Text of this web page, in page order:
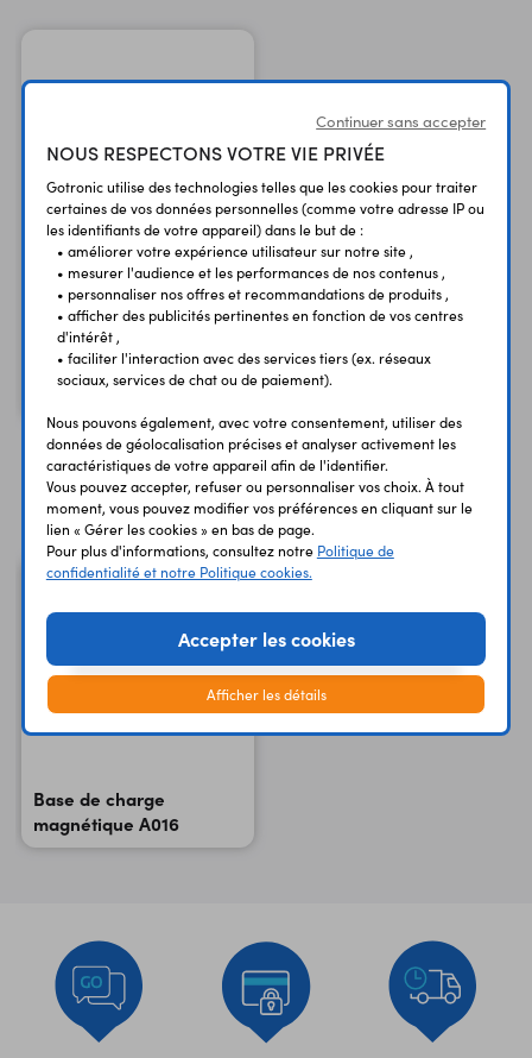
Module batterie M5GO
Bottom2 A014-C
pour Core2 - 500 mAh
15,90 € TTC
13,25 € HT Code : 37665
Vous avez déja consulté
Base de charge
magnétique A016
Continuer sans accepter
NOUS RESPECTONS VOTRE VIE PRIVÉE
Gotronic utilise des technologies telles que les cookies pour traiter
certaines de vos données personnelles (comme votre adresse IP ou
les identifiants de votre appareil) dans le but de :
• améliorer votre expérience utilisateur sur notre site ,
• mesurer l'audience et les performances de nos contenus ,
• personnaliser nos offres et recommandations de produits ,
• afficher des publicités pertinentes en fonction de vos centres
d'intérêt ,
• faciliter l'interaction avec des services tiers (ex. réseaux
sociaux, services de chat ou de paiement).
Nous pouvons également, avec votre consentement, utiliser des
données de géolocalisation précises et analyser activement les
caractéristiques de votre appareil afin de l'identifier.
Vous pouvez accepter, refuser ou personnaliser vos choix. À tout
moment, vous pouvez modifier vos préférences en cliquant sur le
lien « Gérer les cookies » en bas de page.
Pour plus d'informations, consultez notre Politique de
confidentialité et notre Politique cookies.
Accepter les cookies
Afficher les détails